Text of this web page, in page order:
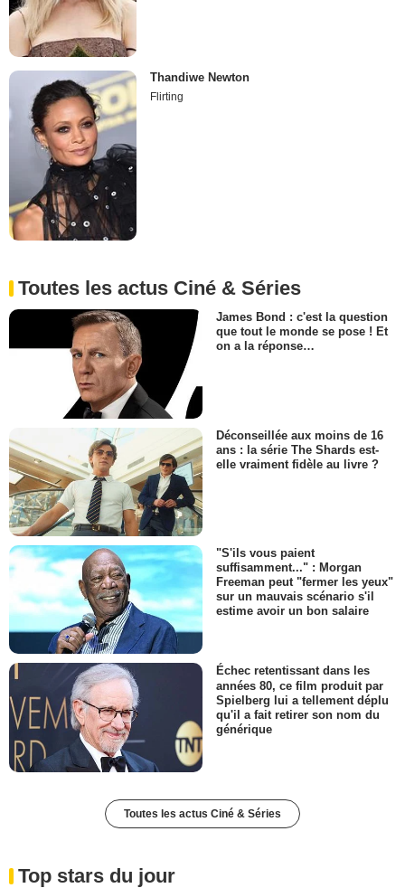
Thandiwe Newton
Flirting
Toutes les actus Ciné & Séries
James Bond : c'est la question
que tout le monde se pose ! Et
on a la réponse…
Déconseillée aux moins de 16
ans : la série The Shards est-
elle vraiment fidèle au livre ?
"S'ils vous paient
suffisamment..." : Morgan
Freeman peut "fermer les yeux"
sur un mauvais scénario s'il
estime avoir un bon salaire
Échec retentissant dans les
années 80, ce film produit par
Spielberg lui a tellement déplu
qu'il a fait retirer son nom du
générique
Toutes les actus Ciné & Séries
Top stars du jour